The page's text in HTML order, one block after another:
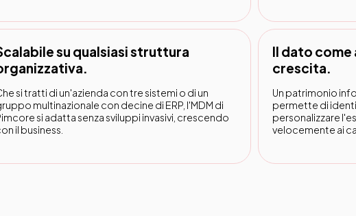
su qualsiasi struttura
si tratti di un'azienda con tre sistemi o di un
multinazionale con decine di ERP, l'MDM di
si adatta senza sviluppi invasivi, crescendo
il business.
Il dato
crescita.
Un patrimonio
permette di
personalizzare
velocemente ai